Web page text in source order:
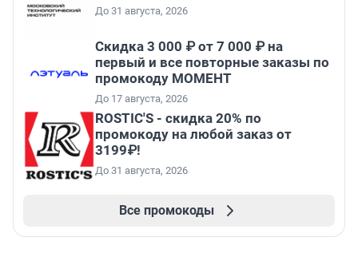
До 31 августа, 2026
Скидка 3 000 ₽ от 7 000 ₽ на
первый и все повторные заказы по
промокоду МОМЕНТ
До 17 августа, 2026
ROSTIC'S - скидка 20% по
промокоду на любой заказ от
3199₽!
До 31 августа, 2026
Все промокоды